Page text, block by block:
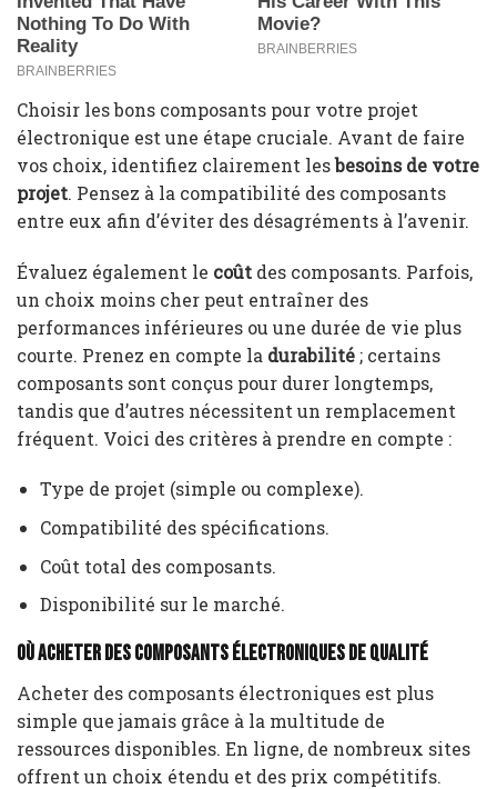
Choisir les bons composants pour votre projet
électronique est une étape cruciale. Avant de faire
vos choix, identifiez clairement lesbesoins de votre
projet. Pensez à la compatibilité des composants
entre eux afin d’éviter des désagréments à l’avenir.
Évaluez également le coût des composants. Parfois,
un choix moins cher peut entraîner des
performances inférieures ou une durée de vie plus
courte. Prenez en compte la durabilité ; certains
composants sont conçus pour durer longtemps,
tandis que d’autres nécessitent un remplacement
fréquent. Voici des critères à prendre en compte :
Type de projet (simple ou complexe).
Compatibilité des spécifications.
Coût total des composants.
Disponibilité sur le marché.
Où acheter des composants électroniques de qualité
Acheter des composants électroniques est plus
simple que jamais grâce à la multitude de
ressources disponibles. En ligne, de nombreux sites
offrent un choix étendu et des prix compétitifs.